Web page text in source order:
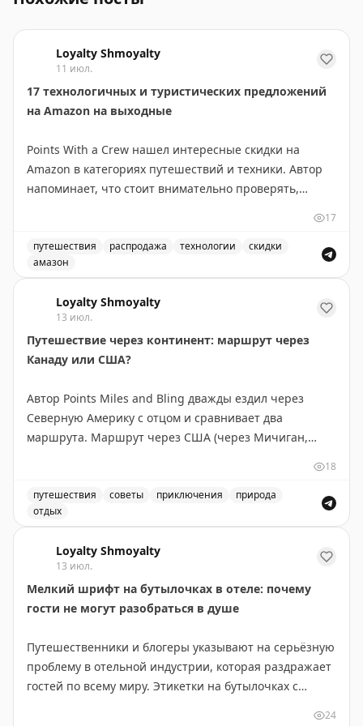
Loyalty Shmoyalty
11 июл.
17 технологичных и туристических предложений
на Amazon на выходные
Points With a Crew нашел интересные скидки на
Amazon в категориях путешествий и техники. Автор
напоминает, что стоит внимательно проверять,
совет: Amazon часто предлагает скидки в процентах
или фиксированную сумму при использовании хотя
бы одного бонусного балла из программ лояльности
Membership Rewards и др.). Хотя обычно траты
баллов на Amazon — невыгодный обмен,
использование одного балла для экономии 20-50
долларов может быть целесообразным.
такие предложения, так как они появляются довольно
часто.
17
путешествия распродажа технологии
скидки
амазон
Loyalty Shmoyalty
13 июл.
Путешествие через континент: маршрут через
Канаду или США?
Автор Points Miles and Bling дважды ездил через
Северную Америку с отцом и сравнивает два
маршрута. Маршрут через США (через Мичиган,
экономнее по топливу — идеален, если спешите. Но
главное открытие — это не пейзажи, а люди и
неожиданные остановки. В маленьком городке
номер, а ужин превратился в экскурсию по винному
погребу. Канадский маршрут длиннее, но предлагает
более продолжительные красивые виды: озера и леса
Северного Онтарио, Канадские Скалистые горы.
Канаду и выделите 5-6 дней, посетив малые города
вроде Вавы или Муз-Джо. Если спешите — США
справедливо конкурируют, особенно если оставить
18
путешествия советы приключения
природа
отдых
Loyalty Shmoyalty
13 июл.
Мелкий шрифт на бутылочках в отеле: почему
гости не могут разобраться в душе
Путешественники и блогеры указывают на серьёзную
проблему в отельной индустрии, которая раздражает
гостей по всему миру. Этикетки на бутылочках с
24